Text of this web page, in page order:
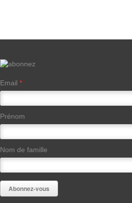
Email *
Prénom
Nom de famille